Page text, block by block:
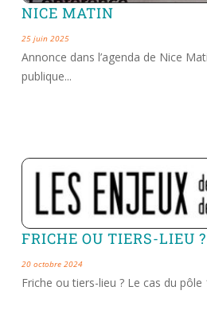
NICE MATIN
25 juin 2025
Annonce dans l’agenda de Nice
publique...
FRICHE OU TIERS-LIEU ?
20 octobre 2024
Friche ou tiers-lieu ? Le cas du pôle